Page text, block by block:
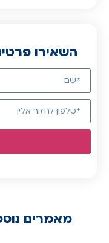
השאירו
מאמרים